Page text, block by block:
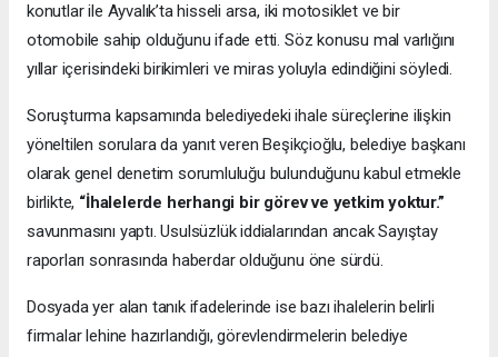
konutlar ile Ayvalık’ta hisseli arsa, iki motosiklet ve bir
otomobile sahip olduğunu ifade etti. Söz konusu mal varlığını
yıllar içerisindeki birikimleri ve miras yoluyla edindiğini söyledi.
Soruşturma kapsamında belediyedeki ihale süreçlerine ilişkin
yöneltilen sorulara da yanıt veren Beşikçioğlu, belediye başkanı
olarak genel denetim sorumluluğu bulunduğunu kabul etmekle
birlikte, “İhalelerde herhangi bir görev ve yetkim yoktur.”
savunmasını yaptı. Usulsüzlük iddialarından ancak Sayıştay
raporları sonrasında haberdar olduğunu öne sürdü.
Dosyada yer alan tanık ifadelerinde ise bazı ihalelerin belirli
firmalar lehine hazırlandığı, görevlendirmelerin belediye